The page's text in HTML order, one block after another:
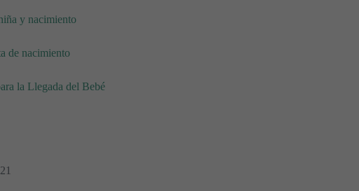
y nacimiento
de nacimiento
la Llegada del Bebé